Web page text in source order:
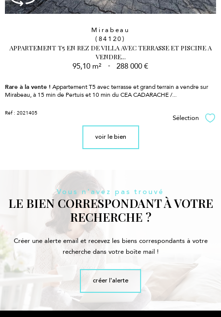
Mirabeau
(84120)
APPARTEMENT T5 EN REZ DE VILLA AVEC TERRASSE ET PISCINE A
VENDRE...
95,10 m² - 288 000 €
Rare à la vente ! Appartement T5 avec terrasse et grand terrain a vendre sur
Mirabeau, à 15 min de Pertuis et 10 min du CEA CADARACHE /...
Réf : 2021405
Sélection
voir le bien
Vous n'avez pas trouvé
LE BIEN CORRESPONDANT À VOTRE
RECHERCHE ?
Créer une alerte email et recevez les biens correspondants à votre
recherche dans votre boîte mail !
créer l'alerte